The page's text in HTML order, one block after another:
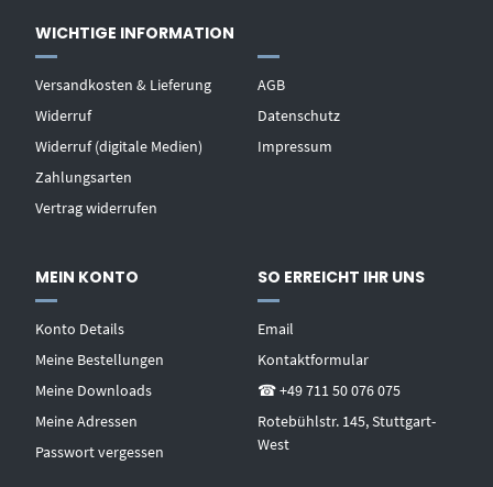
WICHTIGE INFORMATION
Versandkosten & Lieferung
Widerruf
Widerruf (digitale Medien)
Zahlungsarten
Vertrag widerrufen
AGB
Datenschutz
Impressum
MEIN KONTO
Konto Details
Meine Bestellungen
Meine Downloads
Meine Adressen
Passwort vergessen
SO ERREICHT IHR UNS
Email
Kontaktformular
☎ +49 711 50 076 075
Rotebühlstr. 145, Stuttgart-
West